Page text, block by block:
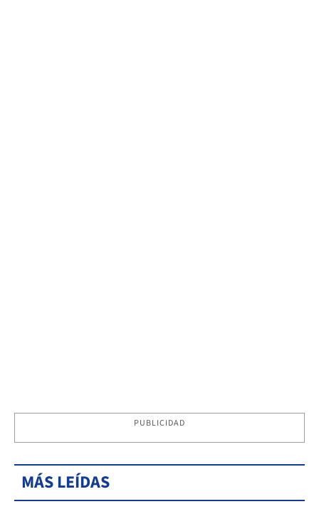
PUBLICIDAD
MÁS LEÍDAS